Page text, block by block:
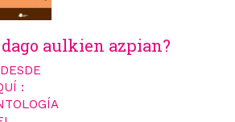
aulkien azpian?